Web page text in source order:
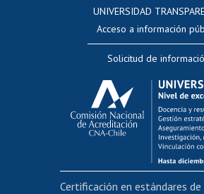
Evaluación docente
Calificación
Postulación al AUCAI
Funcionarias/os
Cursos internos de
Bienestar del
Portal de movilidad
UNIVERSIDAD
Acceso a información
Solicitud de
Certificación en estándares